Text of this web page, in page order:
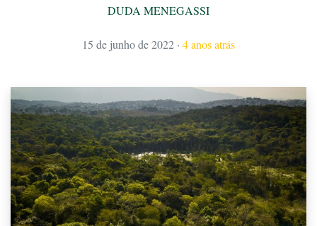
DUDA MENEGASSI
15 de junho de 2022 · 4 anos atrás